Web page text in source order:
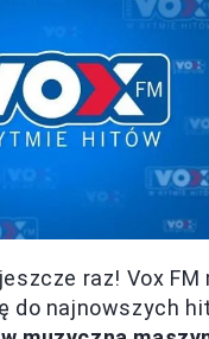
raz! Vox FM
do najnowszych